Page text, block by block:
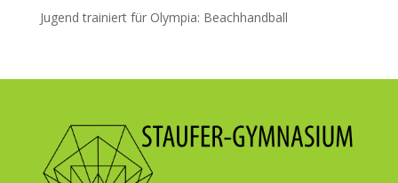
Jugend trainiert für Olympia: Beachhandball